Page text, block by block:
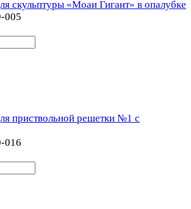
скульптуры «Моаи Гигант» в опалубке
005
приствольной решетки №1 с
016